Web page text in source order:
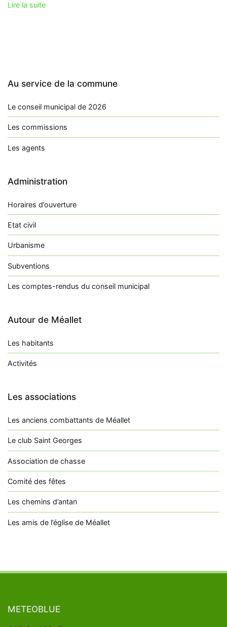
Lire la suite
Au service de la commune
Le conseil municipal de 2026
Les commissions
Les agents
Administration
Horaires d’ouverture
Etat civil
Urbanisme
Subventions
Les comptes-rendus du conseil municipal
Autour de Méallet
Les habitants
Activités
Les associations
Les anciens combattants de Méallet
Le club Saint Georges
Association de chasse
Comité des fêtes
Les chemins d’antan
Les amis de l’église de Méallet
METEOBLUE